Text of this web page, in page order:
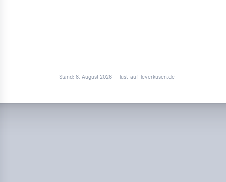
Stand: 8. August 2026 · lust-auf-leverkusen.de